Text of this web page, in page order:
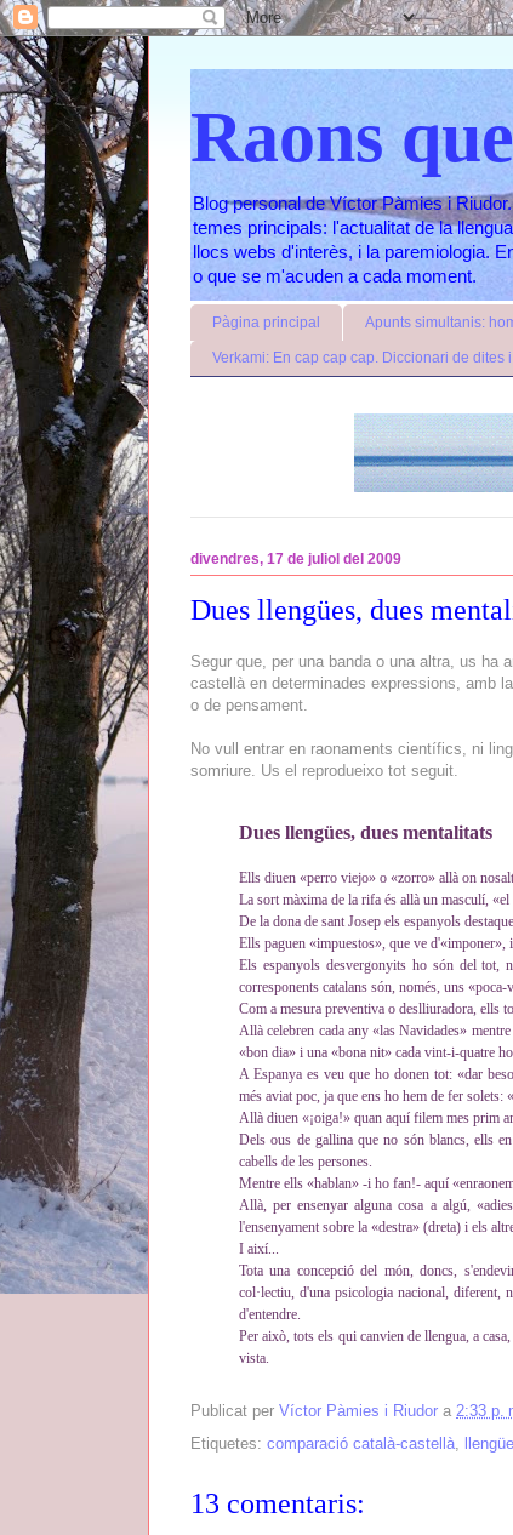
Raons
Blog personal de Víctor Pàmies i
temes principals: l'actualitat de la
llocs webs d'interès, i la paremiologia.
o que se m'acuden a cada moment.
Pàgina principal Apunts simultanis:
Verkami: En cap cap cap. Diccionari de dites
divendres, 17 de juliol del 2009
Dues llengües, dues
Segur que, per una banda o una altra, us ha
castellà en determinades expressions, amb
o de pensament.
No vull entrar en raonaments científics, ni
somriure. Us el reprodueixo tot seguit.
Dues llengües, dues mentalitats
Ells diuen «perro viejo» o «zorro» allà on
La sort màxima de la rifa és allà un masculí,
De la dona de sant Josep els espanyols
Ells paguen «impuestos», que ve
Els espanyols desvergonyits ho són del tot,
corresponents catalans són, només, uns «poca-
Com a mesura preventiva o deslliuradora, ells
Allà celebren cada any «las Navidades»
«bon dia» i una «bona nit» cada vint-i-quatre
A Espanya es veu que ho donen tot: «dar
més aviat poc, ja que ens ho hem de fer solets:
Allà diuen «¡oiga!» quan aquí filem mes prim
Dels ous de gallina que no són blancs, ells
cabells de les persones.
Mentre ells «hablan» -i ho fan!- aquí
Allà, per ensenyar alguna cosa a algú,
l'ensenyament sobre la «destra» (dreta) i els
I així...
Tota una concepció del món, doncs,
col·lectiu, d'una psicologia nacional, diferent,
d'entendre.
Per això, tots els qui canvien de llengua, a
vista.
Publicat per Víctor Pàmies i Riudor a 2:33 p.
Etiquetes: comparació català-castellà
13 comentaris: